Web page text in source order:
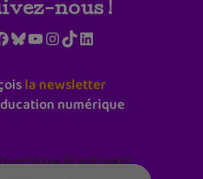
nous !
Bluesky
YouTube
Instagram
TikTokLinkedIn
la newsletter
numérique
numérique (le lundi matin)